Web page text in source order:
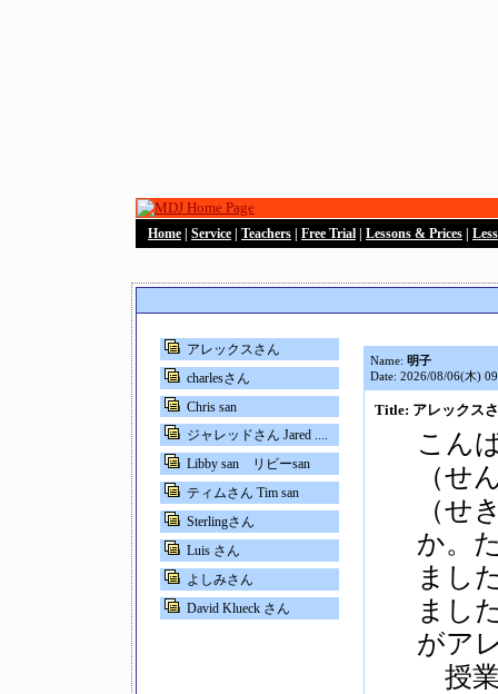
Home Service Teachers Free Trial Lessons & Prices
アレックスさん
charlesさん
Chris san
ジャレッドさん Jared ....
Libby san リビーsan
ティムさん Tim san
Sterlingさん
Luis さん
よしみさん
David Klueck さん
Name: 明子
Date: 2026/08/06(木)
Title: アレックス
こん
（せ
（せ
か。
まし
まし
がア
授業